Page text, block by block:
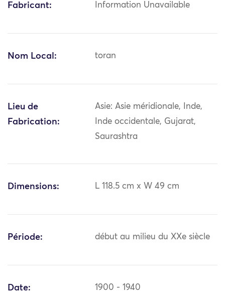
Fabricant: Information Unavailable
Nom Local: toran
Lieu de
Fabrication:
Asie: Asie méridionale, Inde,
Inde occidentale, Gujarat,
Saurashtra
Dimensions: L 118.5 cm x W 49 cm
Période: début au milieu du XXe siècle
Date: 1900 - 1940